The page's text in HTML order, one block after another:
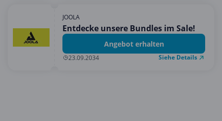
JOOLA
Entdecke unsere Bundles im Sale!
Angebot erhalten
23.09.2034 Siehe Details